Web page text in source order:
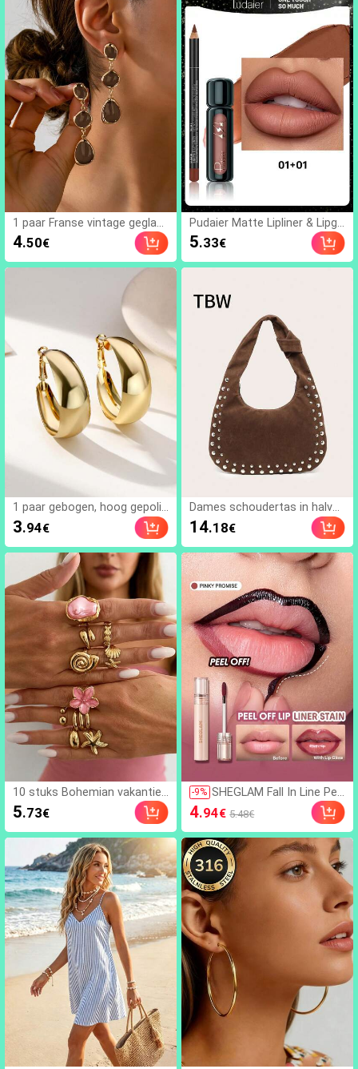
1 paar Franse vintage geglaz
uurde asymmetrische geome
trische lange oorbellen, gesc
hikt voor dagelijks gebruik do
or vrouwen, daten, bankette
n, feesten, bruiloftaccessoire
4.50€
1 paar gebogen, hoog gepolij
ste C-vormige creolen van ro
estvrij staal voor vrouwen, m
odieus en veelzijdig
3.94€
10 stuks Bohemian vakanties
tijl oliedruppel bloem & zeest
er ringenset, zoete & coole
meisje Ins legering bloem oc
eaan stapelbare ringen, verfij
nde sieraden voor vakantieca
deaus, strandvakantie, verjaa
rdagscadeaus
5.73€
Pudaier Matte Lipliner & Lipgl
oss Set - Lipliner en lipgloss
set, langdurig en waterbeste
ndig, fluweelzachte textuur, v
e en feestelijke make-up | Per
fecte combinatie, creëert ee
n vlekkeloze lipmake-up, niet-
plakkerige formule
5.33€
Dames schoudertas in halve
maanvorm, PU-materiaal, gro
te capaciteit, studs decorati
e, vintage stijl, geschikt voor
woon-werkverkeer en uitstapj
es, hobo tas
14.18€
-9% SHEGLAM Fall In Line Pee
l-Off Lipliner Tint-Pinky Pr
omise Merk Beauty Cos
metica Make-Up Voor Vr
ouwen En Meisjes
4.94€ 5.48€